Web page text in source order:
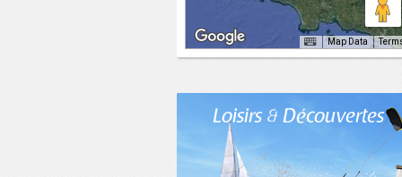
Map Data
Loisirs & Découvertes